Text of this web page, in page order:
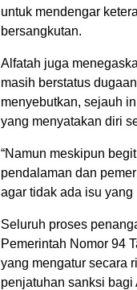
untuk mendengar
bersangkutan.
Alfatah juga
masih berstatus
menyebutkan, sejauh
yang menyatakan diri
“Namun meskipun
pendalaman dan
agar tidak ada isu yang
Seluruh proses
Pemerintah Nomor 94
yang mengatur secara
penjatuhan sanksi